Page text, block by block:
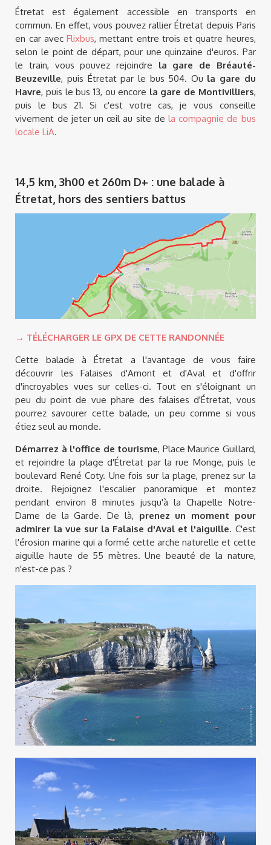
Étretat est également accessible en transports en
commun. En effet, vous pouvez rallier Étretat depuis Paris
en car avecFlixbus, mettant entre trois et quatre heures,
selon le point de départ, pour une quinzaine d'euros. Par
le train, vous pouvez rejoindre la gare de Bréauté-
Beuzeville, puis Étretat par le bus 504. Ou la gare du
Havre, puis le bus 13, ou encore la gare de Montivilliers,
puis le bus 21. Si c'est votre cas, je vous conseille
vivement de jeter un œil au site de la compagnie de bus
locale LiA.
14,5 km, 3h00 et 260m D+ : une balade à
Étretat, hors des sentiers battus
→ TÉLÉCHARGER LE GPX DE CETTE RANDONNÉE
Cette balade à Étretat a l'avantage de vous faire
découvrir les Falaises d'Amont et d'Aval et d'offrir
d'incroyables vues sur celles-ci. Tout en s'éloignant un
peu du point de vue phare des falaises d'Étretat, vous
pourrez savourer cette balade, un peu comme si vous
étiez seul au monde.
Démarrez à l'office de tourisme, Place Maurice Guillard,
et rejoindre la plage d'Étretat par la rue Monge, puis le
boulevard René Coty. Une fois sur la plage, prenez sur la
droite. Rejoignez l'escalier panoramique et montez
pendant environ 8 minutes jusqu'à la Chapelle Notre-
Dame de la Garde. De là, prenez un moment pour
admirer la vue sur la Falaise d'Aval et l'aiguille. C'est
l'érosion marine qui a formé cette arche naturelle et cette
aiguille haute de 55 mètres. Une beauté de la nature,
n'est-ce pas ?